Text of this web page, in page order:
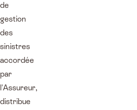
de
gestion
des
sinistres
accordée
par
l'Assureur,
distribue